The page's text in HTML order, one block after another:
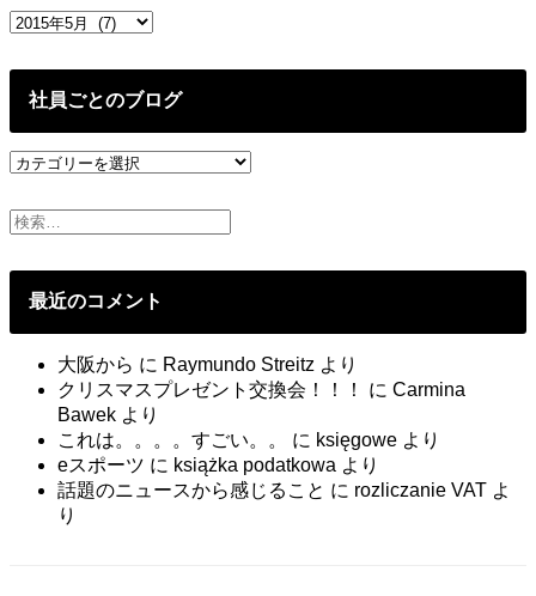
過
の
社員ごとのブログ
社
ご
と
グ
最近のコメント
大阪から に Raymundo Streitz より
クリスマスプレゼント交換会！！！
に Carmina
Bawek より
これは。。。。すごい。。
に księgowe より
eスポーツ に książka podatkowa より
話題のニュースから感じること に rozliczanie VAT よ
り